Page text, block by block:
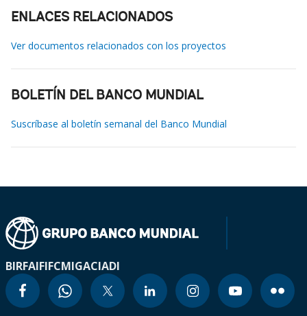
ENLACES RELACIONADOS
Ver documentos relacionados con los proyectos
BOLETÍN DEL BANCO MUNDIAL
Suscríbase al boletín semanal del Banco Mundial
BIRFAIFIFCMIGACIADI